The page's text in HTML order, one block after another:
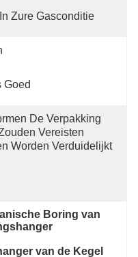
Zure Gasconditie
Goed
De Verpakking
Vereisten
Worden Verduidelijkt
Boring van
van de Kegel